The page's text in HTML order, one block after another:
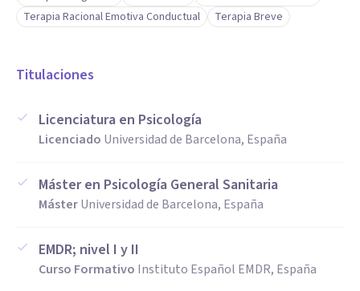
Terapia Racional Emotiva Conductual
Terapia Breve
Titulaciones
Licenciatura en Psicología
Licenciado Universidad de Barcelona, España
Máster en Psicología General Sanitaria
MásterUniversidad de Barcelona, España
EMDR; nivel I y II
Curso Formativo Instituto Español EMDR, España